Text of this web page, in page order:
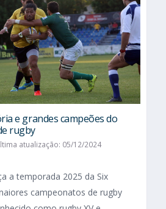
e grandes campeões do
rugby
atualização: 05/12/2024
a temporada 2025 da Six
campeonatos de rugby